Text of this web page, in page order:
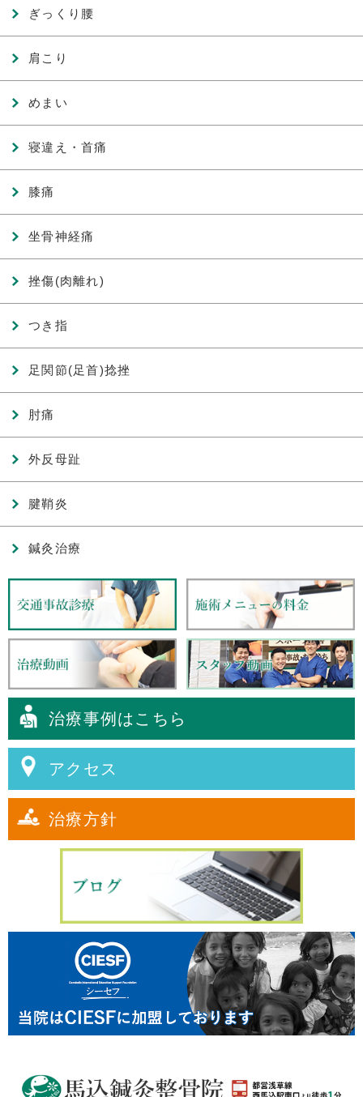
ぎっくり腰
肩こり
めまい
寝違え・首痛
膝痛
坐骨神経痛
挫傷(肉離れ)
つき指
足関節(足首)捻挫
肘痛
外反母趾
腱鞘炎
鍼灸治療
治療事例はこちら
アクセス
治療方針